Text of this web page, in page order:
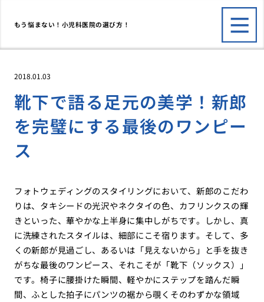
もう悩まない！小児科医院の選び方！
2018.01.03
靴下で語る足元の美学！新郎
を完璧にする最後のワンピー
ス
フォトウェディングのスタイリングにおいて、新郎のこだわ
りは、タキシードの光沢やネクタイの色、カフリンクスの輝
きといった、華やかな上半身に集中しがちです。しかし、真
に洗練されたスタイルは、細部にこそ宿ります。そして、多
くの新郎が見過ごし、あるいは「見えないから」と手を抜き
がちな最後のワンピース、それこそが「靴下（ソックス）」
です。椅子に腰掛けた瞬間、軽やかにステップを踏んだ瞬
間、ふとした拍子にパンツの裾から覗くそのわずかな領域